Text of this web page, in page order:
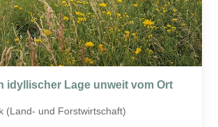
idyllischer Lage unweit vom Ort
(Land- und Forstwirtschaft)